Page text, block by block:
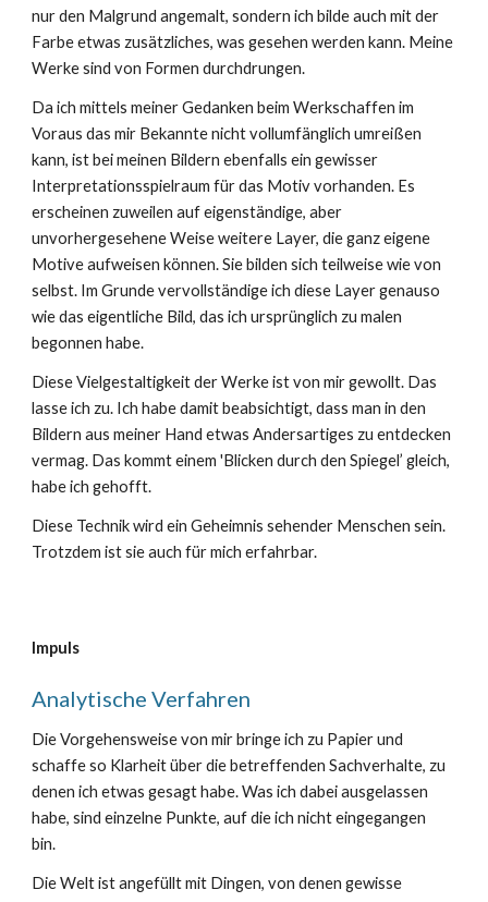
nur den Malgrund angemalt, sondern ich bilde auch mit der
Farbe etwas zusätzliches, was gesehen werden kann. Meine
Werke sind von Formen durchdrungen.
Da ich mittels meiner Gedanken beim Werkschaffen im
Voraus das mir Bekannte nicht vollumfänglich umreißen
kann, ist bei meinen Bildern ebenfalls ein gewisser
Interpretationsspielraum für das Motiv vorhanden. Es
erscheinen zuweilen auf eigenständige, aber
unvorhergesehene Weise weitere Layer, die ganz eigene
Motive aufweisen können. Sie bilden sich teilweise wie von
selbst. Im Grunde vervollständige ich diese Layer genauso
wie das eigentliche Bild, das ich ursprünglich zu malen
begonnen habe.
Diese Vielgestaltigkeit der Werke ist von mir gewollt. Das
lasse ich zu. Ich habe damit beabsichtigt, dass man in den
Bildern aus meiner Hand etwas Andersartiges zu entdecken
vermag. Das kommt einem 'Blicken durch den Spiegel’ gleich,
habe ich gehofft.
Diese Technik wird ein Geheimnis sehender Menschen sein.
Trotzdem ist sie auch für mich erfahrbar.
Impuls
Analytische Verfahren
Die Vorgehensweise von mir bringe ich zu Papier und
schaffe so Klarheit über die betreffenden Sachverhalte, zu
denen ich etwas gesagt habe. Was ich dabei ausgelassen
habe, sind einzelne Punkte, auf die ich nicht eingegangen
bin.
Die Welt ist angefüllt mit Dingen, von denen gewisse